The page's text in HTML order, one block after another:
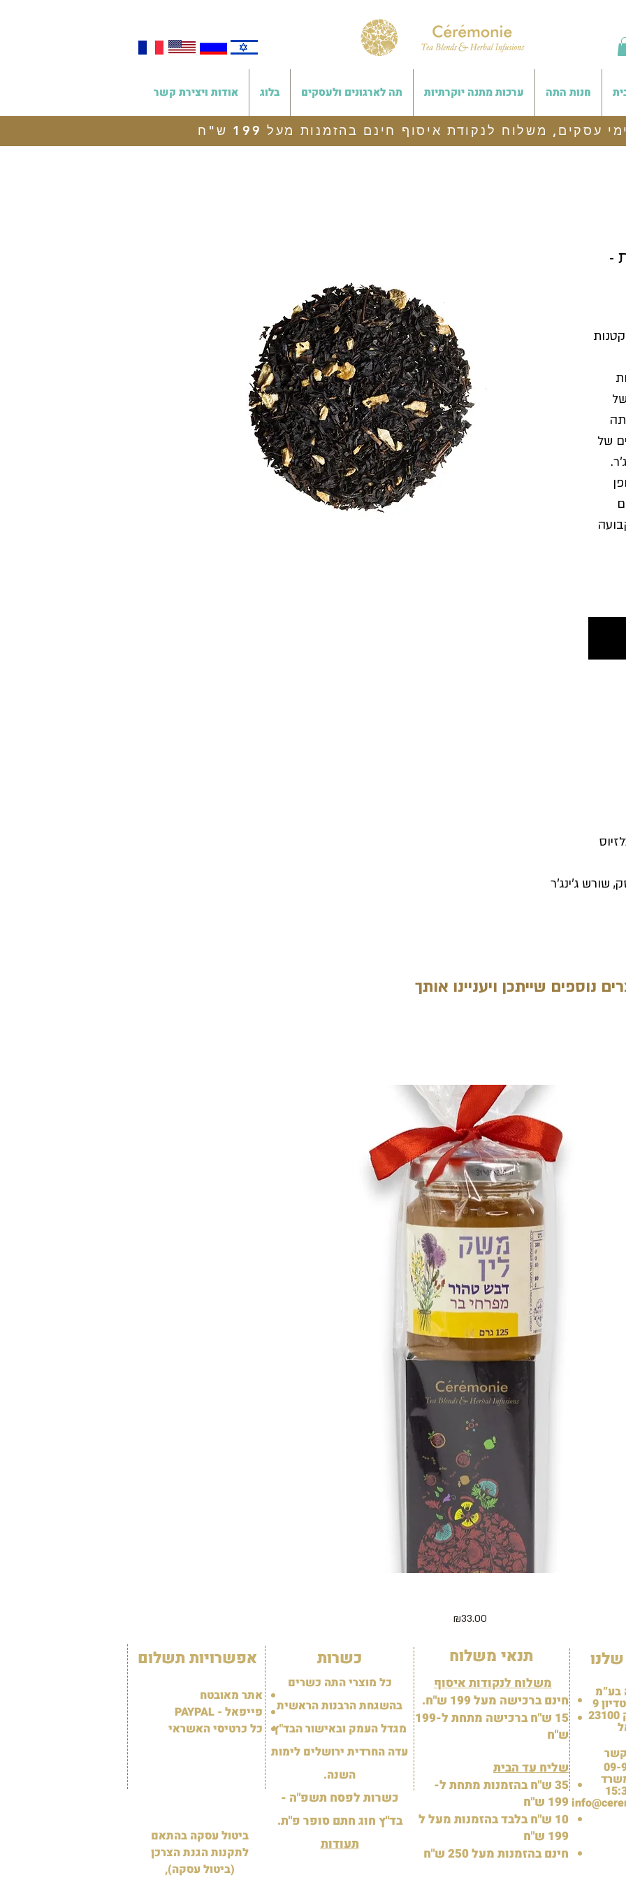
אודות ויצירת קשר בלוג תה לארגונים ולעסקים ערכות מתנה יוקרתיות חנות התה
-
של
שורש ג'ינג'ר
נוספים שייתכן ויעניינו אותך
מחיר
₪33.00
אפשרויות תשלום
אתר מאובטח
פייפאל - PAYPAL
כל כרטיסי האשראי
ביטול עסקה בהתאם
לתקנות הגנת הצרכן
(ביטול עסקה),
כשרות
כל מוצרי התה כשרים
בהשגחת הרבנות הראשית
מגדל העמק ובאישור הבד"ץ
עדה החרדית ירושלים לימות
השנה.
כשרות לפסח תשפ"ה -
בד"ץ חוג חתם סופר פ"ת.
תעודות
תנאי משלוח
משלוח לנקודות איסוף
חינם ברכישה מעל 199 ש"ח.
15 ש"ח ברכישה מתחת ל-199
ש"ח
שליח עד הבית
35 ש"ח בהזמנות מתחת ל-
199 ש"ח
10 ש"ח בלבד בהזמנות מעל ל
199 ש"ח
חינם בהזמנות מעל 250 ש"ח
בע”מ
9
09-